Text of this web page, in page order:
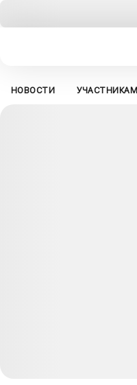
НОВОСТИ УЧАСТНИКАМ